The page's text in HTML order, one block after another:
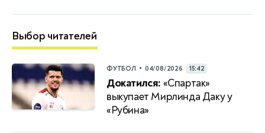
Выбор читателей
ФУТБОЛ • 04/08/2026 15:42
Докатился: «Спартак»
выкупает Мирлинда Даку у
«Рубина»